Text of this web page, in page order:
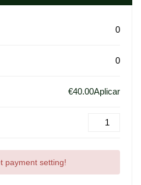
0
0
€40.00Aplicar
payment setting!